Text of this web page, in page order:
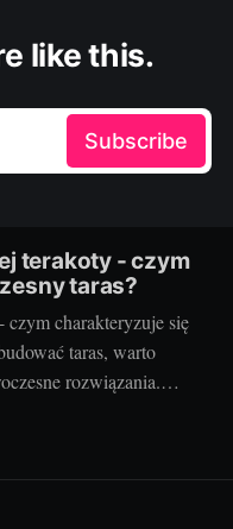
like this.
Subscribe
terakoty - czym
taras?
charakteryzuje się
taras, warto
rozwiązania.
więcej niż tylko
taras i dlaczego